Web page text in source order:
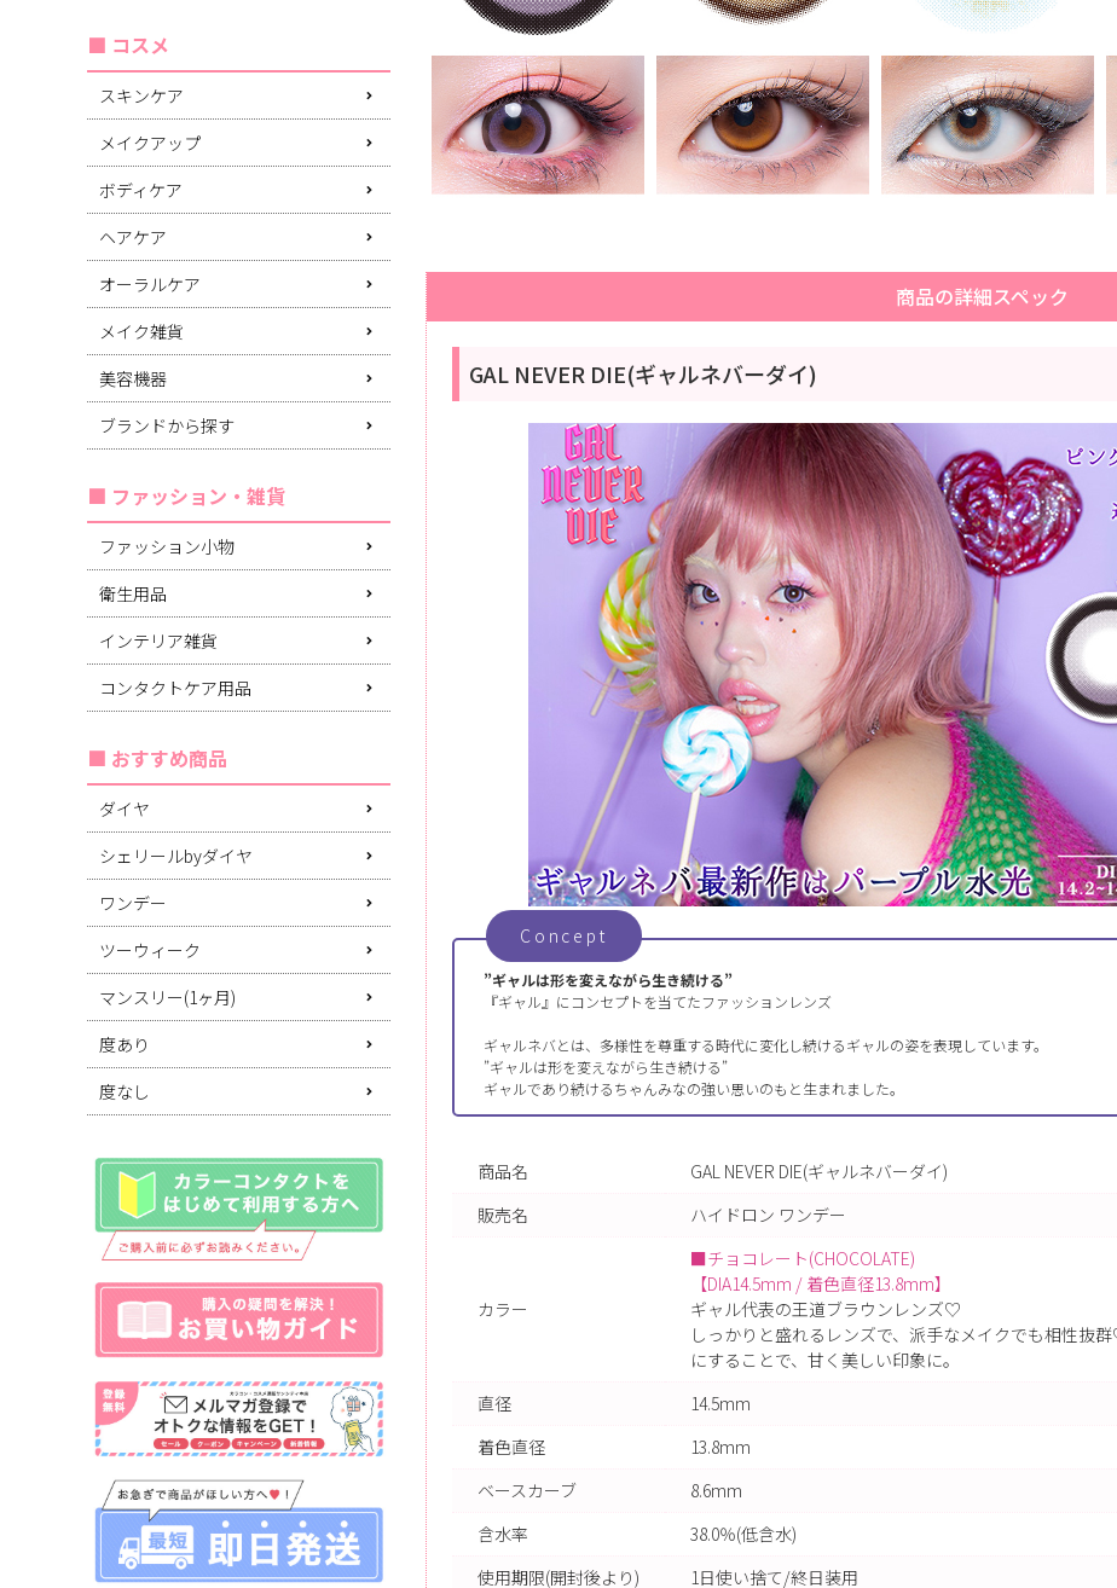
コスメ
スキンケア
メイクアップ
ボディケア
ヘアケア
オーラルケア
メイク雑貨
美容機器
ブランドから探す
ファッション・雑貨
ファッション小物
衛生用品
インテリア雑貨
コンタクトケア用品
おすすめ商品
ダイヤ
シェリールbyダイヤ
ワンデー
ツーウィーク
マンスリー(1ヶ月)
度あり
度なし
商品の詳細スペック
GAL NEVER DIE(ギャルネバーダイ)
Concept
”ギャルは形を変えながら生き続ける”
『ギャル』にコンセプトを当てたファッションレンズ
ギャルネバとは、多様性を尊重する時代に変化し続けるギャルの姿を表現しています。
”ギャルは形を変えながら生き続ける”
ギャルであり続けるちゃんみなの強い思いのもと生まれました。
商品名
GAL NEVER DIE(ギャルネバーダイ)
販売名
ハイドロン ワンデー
カラー
■チョコレート(CHOCOLATE)
【DIA14.5mm / 着色直径13.8mm】
ギャル代表の王道ブラウンレンズ♡
しっかりと盛れるレンズで、派手なメイクでも相性抜
にすることで、甘く美しい印象に。
直径
14.5mm
着色直径
13.8mm
ベースカーブ
8.6mm
含水率
38.0％(低含水)
使用期限(開封後より)
1日使い捨て/終日装用